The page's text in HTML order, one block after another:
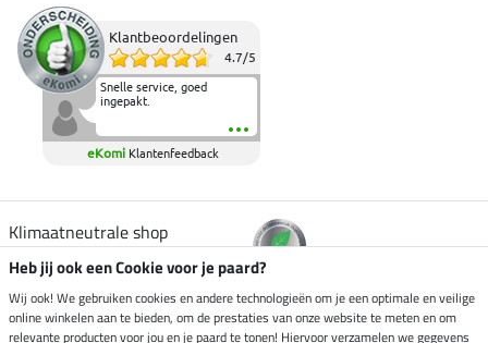
Klantbeoordelingen
4.7/5
Snelle service, goed
ingepakt.
eKomi Klantenfeedback
Klimaatneutrale shop
Verzending per
Heb jij ook een Cookie voor je paard?
Wij ook! We gebruiken cookies en andere technologieën om je een optimale en veilige
online winkelen aan te bieden, om de prestaties van onze website te meten en om
relevante producten voor jou en je paard te tonen! Hiervoor verzamelen we gegevens